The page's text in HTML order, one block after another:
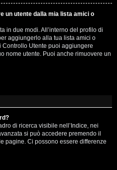
un utente dalla mia lista amici o
in due modi. All’interno del profilo di
aggiungerlo alla tua lista amici o
Utente puoi aggiungere
nome utente. Puoi anche rimuovere un
di ricerca visibile nell’Indice, nei
si può accedere premendo il
pagine. Ci possono essere differenze